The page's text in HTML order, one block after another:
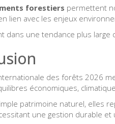
forestiers permettent
lien avec les enjeux
dans une tendance plus large
des forêts 2026
économiques,
patrimoine naturel, elles
une gestion durable